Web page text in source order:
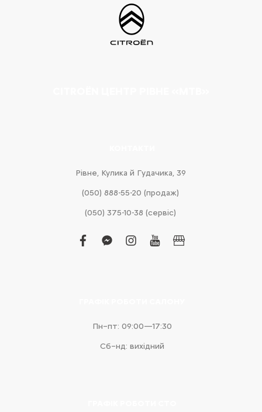
Рівне, Кулика й Гудачика, 39
(050) 888-55-20 (продаж)
(050) 375-10-38 (сервіс)
facebook
facebook-
instagram
youtubebusiness
Пн–пт: 09:00—17:30
Сб–нд: вихідний